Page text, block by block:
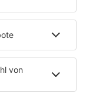
bietet es
auf dem …